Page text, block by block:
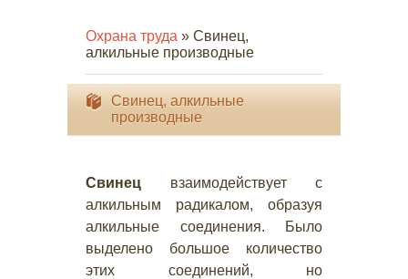
Охрана труда » Свинец,
алкильные производные
Свинец, алкильные
производные
Свинец взаимодействует с
алкильным радикалом, образуя
алкильные соединения. Было
выделено большое количество
этих соединений, но